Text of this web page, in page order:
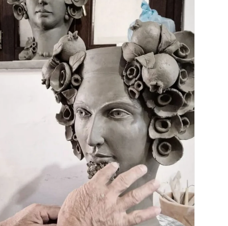
esitare un attimo li ho contattati per
sapere se avevano uno Gnomo in estate!
Per fare un regalo di compleanno ad una
persona a me molto cara❤️ Ebbene sì!
Regalo più che gradito e la commozione
negli occhi della persona che l'ha ricevuto
avevo il cuore colmo di gioia😍💖
Consiglio vivamente di passare da Bottega
Sicula in via dei Mille a Messina
rimarrete senza parole negozio elegante,
raffinato, colorato e ricco di calore! 🥰🍀